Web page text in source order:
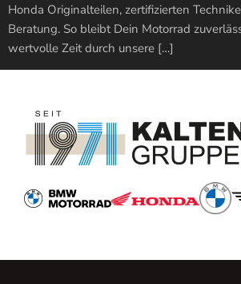
Honda Originalteilen, zertifizierten
Beratung. So bleibt Dein Motorrad
wertvolle Zeit durch unsere […]